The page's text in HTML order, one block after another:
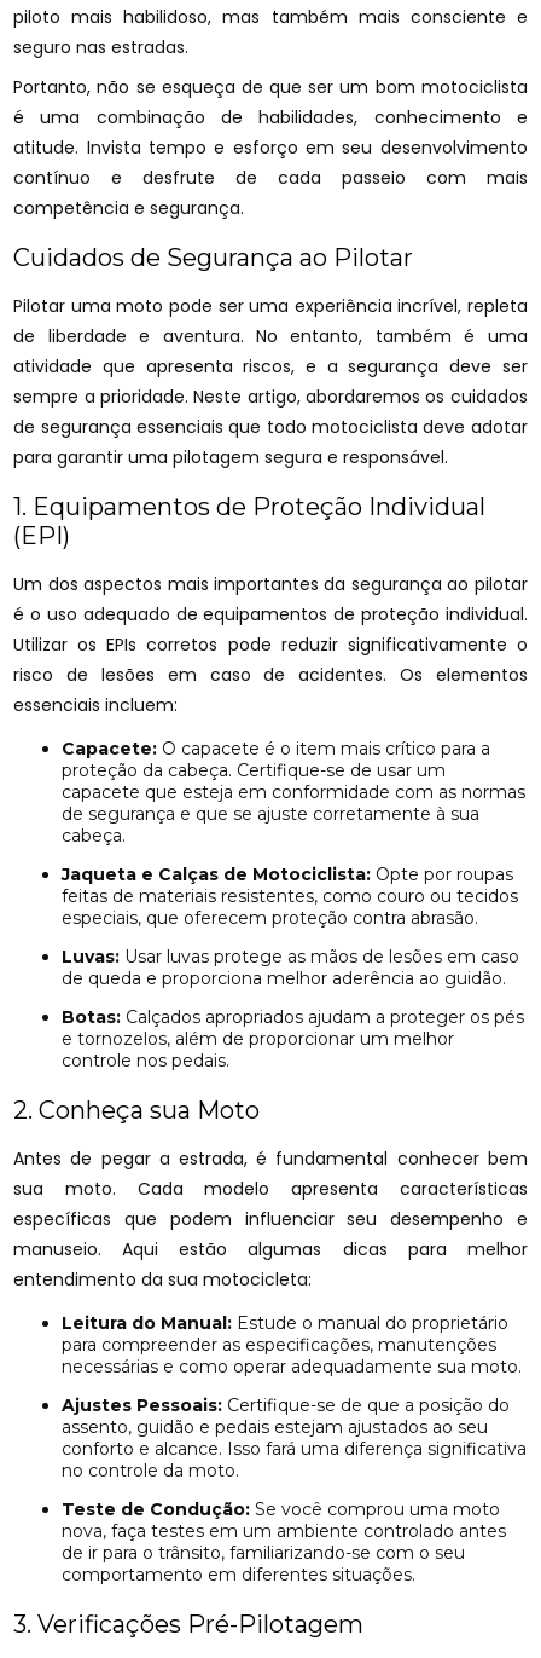
piloto mais habilidoso, mas também mais consciente e
seguro nas estradas.
Portanto, não se esqueça de que ser um bom motociclista
é uma combinação de habilidades, conhecimento e
atitude. Invista tempo e esforço em seu desenvolvimento
contínuo e desfrute de cada passeio com mais
competência e segurança.
Cuidados de Segurança ao Pilotar
Pilotar uma moto pode ser uma experiência incrível, repleta
de liberdade e aventura. No entanto, também é uma
atividade que apresenta riscos, e a segurança deve ser
sempre a prioridade. Neste artigo, abordaremos os cuidados
de segurança essenciais que todo motociclista deve adotar
para garantir uma pilotagem segura e responsável.
1. Equipamentos de Proteção Individual
(EPI)
Um dos aspectos mais importantes da segurança ao pilotar
é o uso adequado de equipamentos de proteção individual.
Utilizar os EPIs corretos pode reduzir significativamente o
risco de lesões em caso de acidentes. Os elementos
essenciais incluem:
Capacete: O capacete é o item mais crítico para a
proteção da cabeça. Certifique-se de usar um
capacete que esteja em conformidade com as normas
de segurança e que se ajuste corretamente à sua
cabeça.
Jaqueta e Calças de Motociclista: Opte por roupas
feitas de materiais resistentes, como couro ou tecidos
especiais, que oferecem proteção contra abrasão.
Luvas: Usar luvas protege as mãos de lesões em caso
de queda e proporciona melhor aderência ao guidão.
Botas: Calçados apropriados ajudam a proteger os pés
e tornozelos, além de proporcionar um melhor
controle nos pedais.
2. Conheça sua Moto
Antes de pegar a estrada, é fundamental conhecer bem
sua moto. Cada modelo apresenta características
específicas que podem influenciar seu desempenho e
manuseio. Aqui estão algumas dicas para melhor
entendimento da sua motocicleta:
Leitura do Manual: Estude o manual do proprietário
para compreender as especificações, manutenções
necessárias e como operar adequadamente sua moto.
Ajustes Pessoais: Certifique-se de que a posição do
assento, guidão e pedais estejam ajustados ao seu
conforto e alcance. Isso fará uma diferença significativa
no controle da moto.
Teste de Condução: Se você comprou uma moto
nova, faça testes em um ambiente controlado antes
de ir para o trânsito, familiarizando-se com o seu
comportamento em diferentes situações.
3. Verificações Pré-Pilotagem